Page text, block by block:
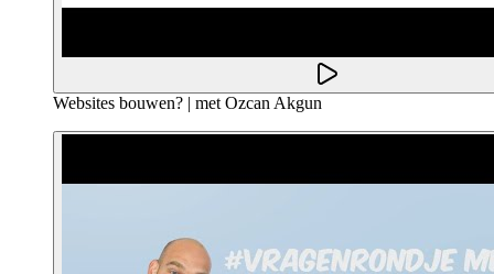
Websites bouwen? | met Ozcan Akgun